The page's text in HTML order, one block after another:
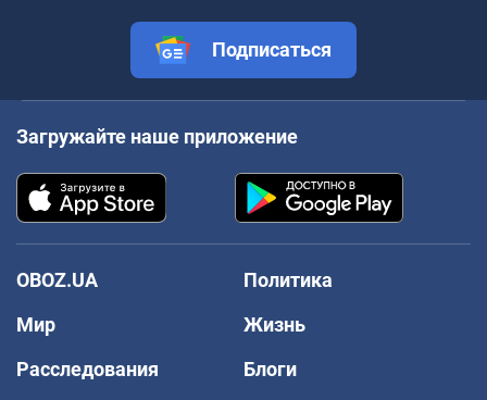
Подписаться
Загружайте наше приложение
OBOZ.UA
Политика
Мир
Жизнь
Расследования
Блоги